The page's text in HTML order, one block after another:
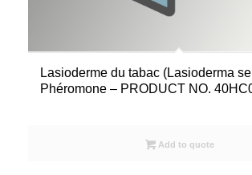
Lasioderme du tabac (Lasioderma
Phéromone – PRODUCT NO.
Add to quote